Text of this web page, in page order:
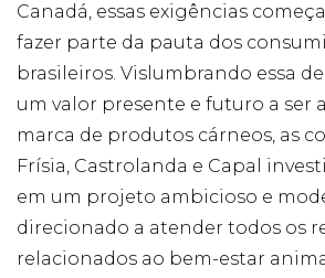
Canadá, essas exigências
fazer parte da pauta dos
brasileiros. Vislumbrando essa
um valor presente e futuro a ser
marca de produtos cárneos, as
Frísia, Castrolanda e Capal
em um projeto ambicioso e
direcionado a atender todos os
relacionados ao bem-estar
Eu
com
site é